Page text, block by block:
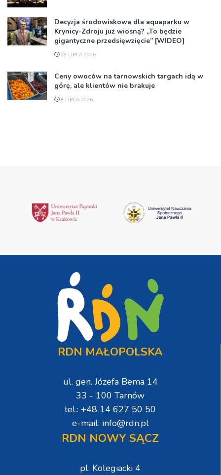
Decyzja środowiskowa dla aquaparku w
Krynicy-Zdroju już wiosną? „To będzie
gigantyczne przedsięwzięcie” [WIDEO]
29 LIPCA 2026
Ceny owoców na tarnowskich targach idą w
górę, ale klientów nie brakuje
8 LIPCA 2026
RDN MAŁOPOLSKA
ul. gen. Józefa Bema 14
33 - 100 Tarnów
tel.: +48 14 627 50 50
e-mail: info@rdn.pl
RDN NOWY SĄCZ
pl. Kolegiacki 4